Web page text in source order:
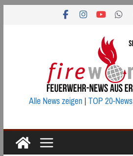
Alle News zeigen|TOP 20-News